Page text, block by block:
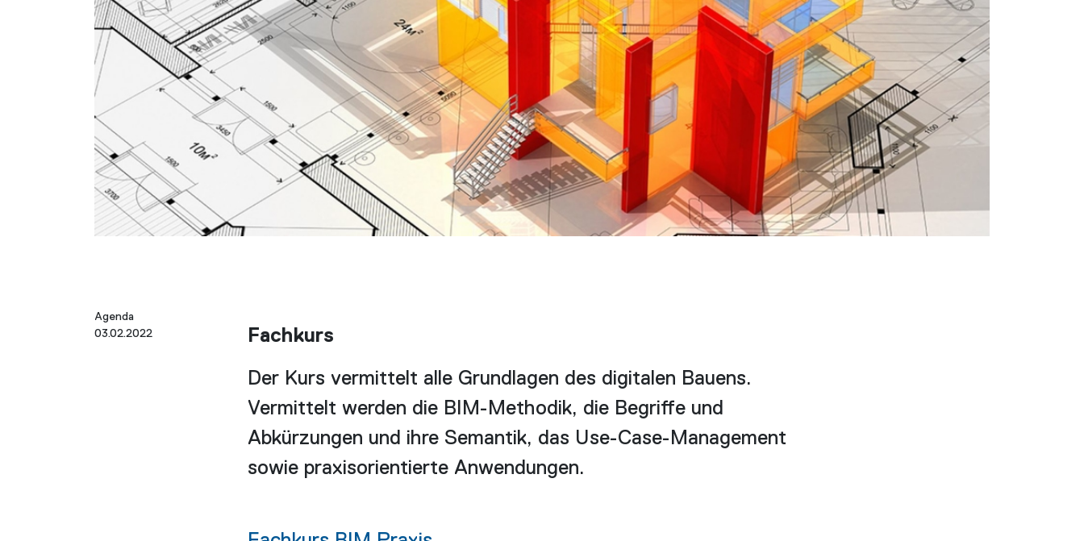
Agenda
03.02.2022
Fachkurs
Der Kurs vermittelt alle Grundlagen des digitalen Bauens.
Vermittelt werden die BIM-Methodik, die Begriffe und
Abkürzungen und ihre Semantik, das Use-Case-Management
sowie praxisorientierte Anwendungen.